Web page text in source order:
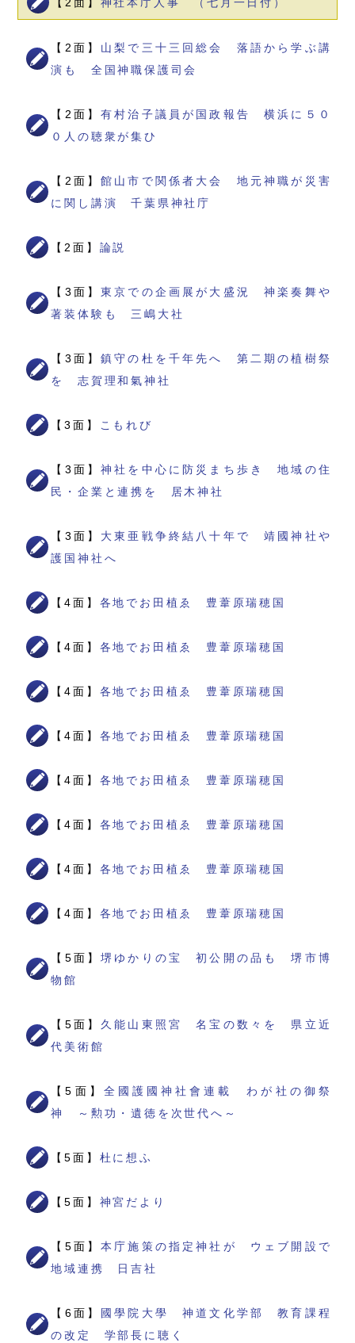
【2面】 山梨で三十三回総会 落語から学ぶ講
演も 全国神職保護司会
【2面】有村治子議員が国政報告 横浜に５０
０人の聴衆が集ひ
【2面】館山市で関係者大会 地元神職が災害
に関し講演 千葉県神社庁
【2面】 論説
【3面】東京での企画展が大盛況 神楽奏舞や
著装体験も 三嶋大社
【3面】鎮守の杜を千年先へ 第二期の植樹祭
を 志賀理和氣神社
【3面】 こもれび
【3面】神社を中心に防災まち歩き 地域の住
民・企業と連携を 居木神社
【3面】 大東亜戦争終結八十年で 靖國神社や
護国神社へ
【4面】 各地でお田植ゑ 豊葦原瑞穂国
【4面】 各地でお田植ゑ 豊葦原瑞穂国
【4面】 各地でお田植ゑ 豊葦原瑞穂国
【4面】 各地でお田植ゑ 豊葦原瑞穂国
【4面】 各地でお田植ゑ 豊葦原瑞穂国
【4面】 各地でお田植ゑ 豊葦原瑞穂国
【4面】 各地でお田植ゑ 豊葦原瑞穂国
【4面】 各地でお田植ゑ 豊葦原瑞穂国
【5面】堺ゆかりの宝 初公開の品も 堺市博
物館
【5面】 久能山東照宮 名宝の数々を 県立近
代美術館
【5面】 全國護國神社會連載 わが社の御祭
神 ～勲功・遺徳を次世代へ～
【5面】 杜に想ふ
【5面】 神宮だより
【5面】本庁施策の指定神社が ウェブ開設で
地域連携 日吉社
【6面】
國學院大學 神道文化学部 教育課程
の改定 学部長に聴く